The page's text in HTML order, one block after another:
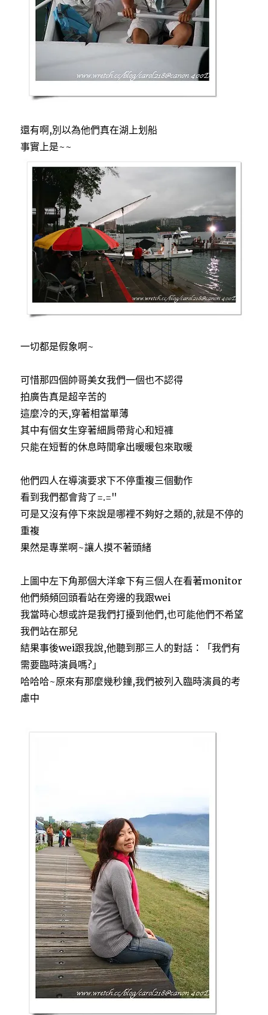
還有啊,別以為他們真在湖上划船
事實上是~~
一切都是假象啊~
可惜那四個帥哥美女我們一個也不認得
拍廣告真是超辛苦的
這麼冷的天,穿著相當單薄
其中有個女生穿著細肩帶背心和短褲
只能在短暫的休息時間拿出暖暖包來取暖
他們四人在導演要求下不停重複三個動作
看到我們都會背了=.="
可是又沒有停下來說是哪裡不夠好之類的,就是不停的
重複
果然是專業啊~讓人摸不著頭緒
上圖中左下角那個大洋傘下有三個人在看著monitor
他們頻頻回頭看站在旁邊的我跟wei
我當時心想或許是我們打擾到他們,也可能他們不希望
我們站在那兒
結果事後wei跟我說,他聽到那三人的對話：「我們有
需要臨時演員嗎?」
哈哈哈~原來有那麼幾秒鐘,我們被列入臨時演員的考
慮中